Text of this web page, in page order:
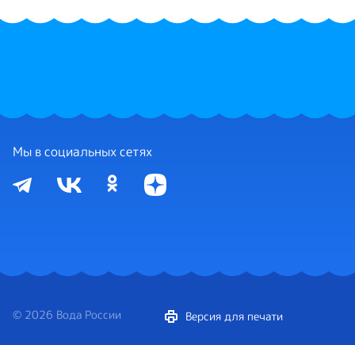
Мы в социальных сетях
© 2026 Вода России Версия для печати